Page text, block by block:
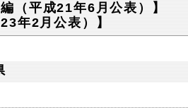
（平成21年6月公表）】
年2月公表）】